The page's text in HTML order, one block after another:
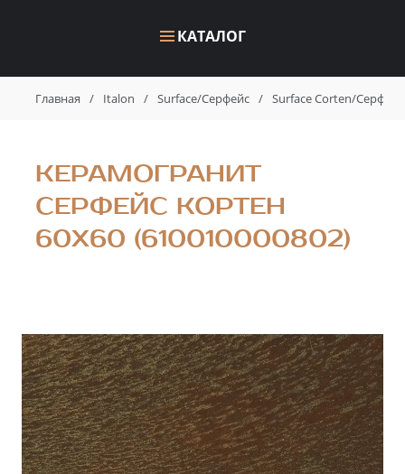
КАТАЛОГ
Главная / Italon / Surface/Серфейс / Surface Corten/
КЕРАМОГРАНИТ
СЕРФЕЙС КОРТЕН
60X60 (610010000802)